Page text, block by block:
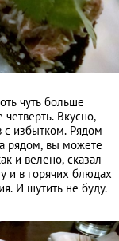
чуть больше
Вкусно,
с избытком. Рядом
рядом, вы можете
и велено, сказал
и в горячих блюдах
И шутить не буду.